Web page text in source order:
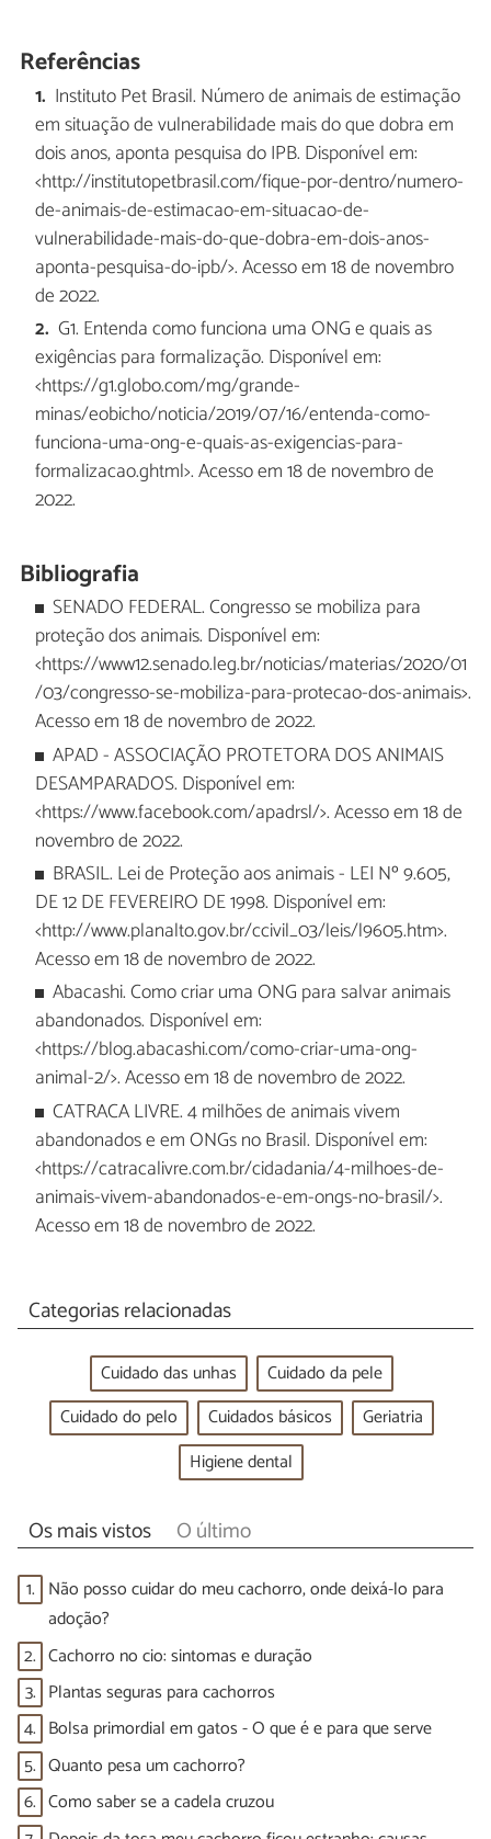
Referências
Instituto Pet Brasil. Número de animais de estimação
em situação de vulnerabilidade mais do que dobra em
dois anos, aponta pesquisa do IPB. Disponível em:
<http://institutopetbrasil.com/fique-por-dentro/numero-
de-animais-de-estimacao-em-situacao-de-
vulnerabilidade-mais-do-que-dobra-em-dois-anos-
aponta-pesquisa-do-ipb/>. Acesso em 18 de novembro
de 2022.
G1. Entenda como funciona uma ONG e quais as
exigências para formalização. Disponível em:
<https://g1.globo.com/mg/grande-
minas/eobicho/noticia/2019/07/16/entenda-como-
funciona-uma-ong-e-quais-as-exigencias-para-
formalizacao.ghtml>. Acesso em 18 de novembro de
2022.
Bibliografia
SENADO FEDERAL. Congresso se mobiliza para
proteção dos animais. Disponível em:
<https://www12.senado.leg.br/noticias/materias/2020/01
/03/congresso-se-mobiliza-para-protecao-dos-animais>.
Acesso em 18 de novembro de 2022.
APAD - ASSOCIAÇÃO PROTETORA DOS ANIMAIS
DESAMPARADOS. Disponível em:
<https://www.facebook.com/apadrsl/>. Acesso em 18 de
novembro de 2022.
BRASIL. Lei de Proteção aos animais - LEI Nº 9.605,
DE 12 DE FEVEREIRO DE 1998. Disponível em:
<http://www.planalto.gov.br/ccivil_03/leis/l9605.htm>.
Acesso em 18 de novembro de 2022.
Abacashi. Como criar uma ONG para salvar animais
abandonados. Disponível em:
<https://blog.abacashi.com/como-criar-uma-ong-
animal-2/>. Acesso em 18 de novembro de 2022.
CATRACA LIVRE. 4 milhões de animais vivem
abandonados e em ONGs no Brasil. Disponível em:
<https://catracalivre.com.br/cidadania/4-milhoes-de-
animais-vivem-abandonados-e-em-ongs-no-brasil/>.
Acesso em 18 de novembro de 2022.
Categorias relacionadas
Cuidado das unhas
Cuidado da pele
Cuidado do pelo
Cuidados básicos
Geriatria
Higiene dental
Os mais vistos O último
1. Não posso cuidar do meu cachorro, onde deixá-lo para
adoção?
2. Cachorro no cio: sintomas e duração
3. Plantas seguras para cachorros
4. Bolsa primordial em gatos - O que é e para que serve
5. Quanto pesa um cachorro?
6. Como saber se a cadela cruzou